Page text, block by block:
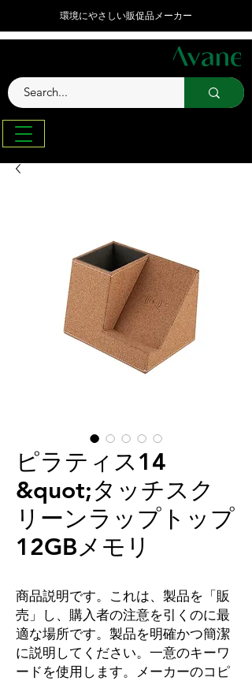
環境にやさしい販促品メーカー
ピラティス14
&quot;タッチスク
リーンラップトップ
12GBメモリ
商品説明です。これは、製品を「販
売」し、購入者の注意を引くのに最
適な場所です。製品を明確かつ簡潔
に説明してください。一意のキーワ
ードを使用します。メーカーのコピ